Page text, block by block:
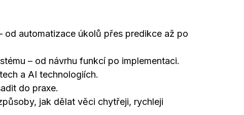
od automatizace úkolů přes predikce až po
– od návrhu funkcí po implementaci.
a AI technologiích.
do praxe.
jak dělat věci chytřeji, rychleji